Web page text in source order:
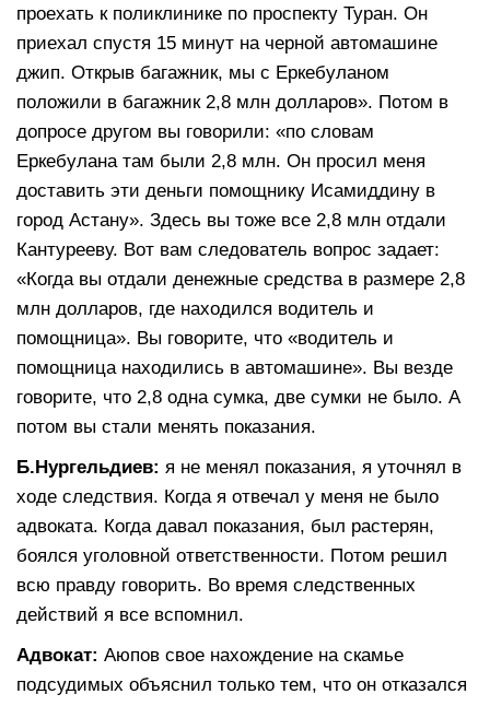
проехать к поликлинике по проспекту Туран. Он
приехал спустя 15 минут на черной автомашине
джип. Открыв багажник, мы с Еркебуланом
положили в багажник 2,8 млн долларов». Потом в
допросе другом вы говорили: «по словам
Еркебулана там были 2,8 млн. Он просил меня
доставить эти деньги помощнику Исамиддину в
город Астану». Здесь вы тоже все 2,8 млн отдали
Кантурееву. Вот вам следователь вопрос задает:
«Когда вы отдали денежные средства в размере 2,8
млн долларов, где находился водитель и
помощница». Вы говорите, что «водитель и
помощница находились в автомашине». Вы везде
говорите, что 2,8 одна сумка, две сумки не было. А
потом вы стали менять показания.
Б.Нургельдиев: я не менял показания, я уточнял в
ходе следствия. Когда я отвечал у меня не было
адвоката. Когда давал показания, был растерян,
боялся уголовной ответственности. Потом решил
всю правду говорить. Во время следственных
действий я все вспомнил.
Адвокат: Аюпов свое нахождение на скамье
подсудимых объяснил только тем, что он отказался